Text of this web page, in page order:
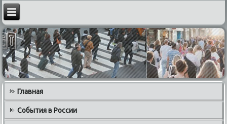
Главная
События в России